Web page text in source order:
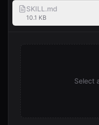
SKILL.md
10.1 KB
Select